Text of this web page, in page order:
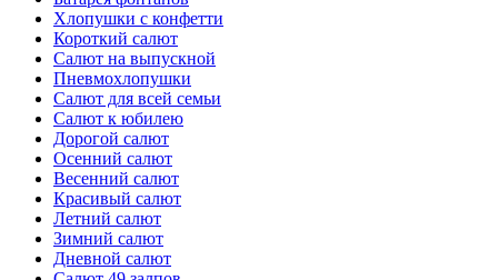
Хлопушки с конфетти
Короткий салют
Салют на выпускной
Пневмохлопушки
Салют для всей семьи
Салют к юбилею
Дорогой салют
Осенний салют
Весенний салют
Красивый салют
Летний салют
Зимний салют
Дневной салют